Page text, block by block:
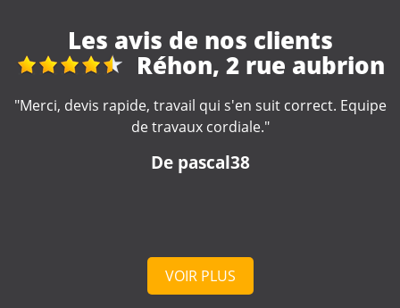
Les avis de nos clients
2 rue aubrion
qui s'en suit correct. Equipe "Très bonne entreprise,
professionnel à votre
VOIR PLUS